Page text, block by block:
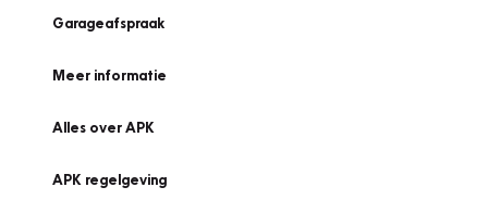
Garageafspraak
Meer informatie
Alles over APK
APK regelgeving